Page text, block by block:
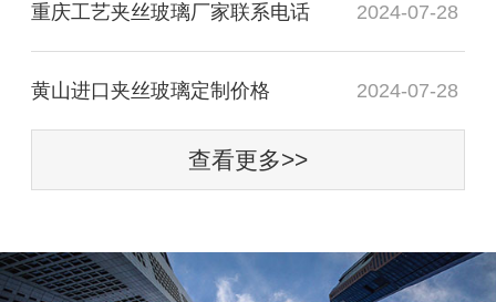
重庆工艺夹丝玻璃厂家联系电话 2024-07-28
黄山进口夹丝玻璃定制价格 2024-07-28
查看更多>>